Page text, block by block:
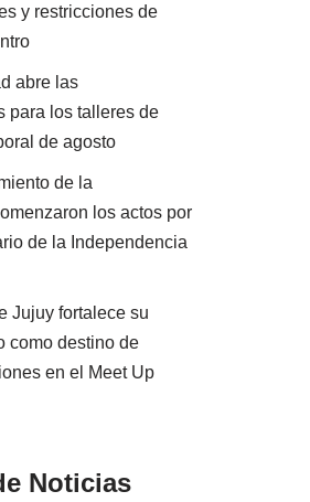
y restricciones de
abre las
para los talleres de
de agosto
de la
los actos por
de la Independencia
Jujuy fortalece su
como destino de
en el Meet Up
Noticias